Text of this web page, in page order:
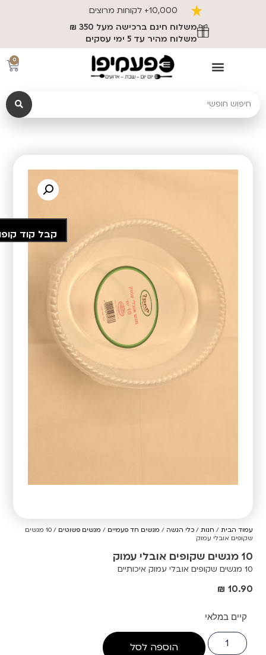
10,000+ לקוחות מרוצים
משלוח חינם ברכישה מעל 350 ₪
משלוח מהיר עד 5 ימי עסקים
0
עמוד הבית / חנות /כלי הגשה / מגשים חד פעמיים / מגשים פשוטים
/ 10 מגשים
שקופים אובלי עמוק
10 מגשים שקופים אובלי עמוק
10 מגשים שקופים אובלי עמוק איכותיים
₪ 10.90
קיים במלאי
הוספה לסל
קבל קוד